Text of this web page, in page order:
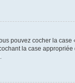
pouvez cocher la case
la case